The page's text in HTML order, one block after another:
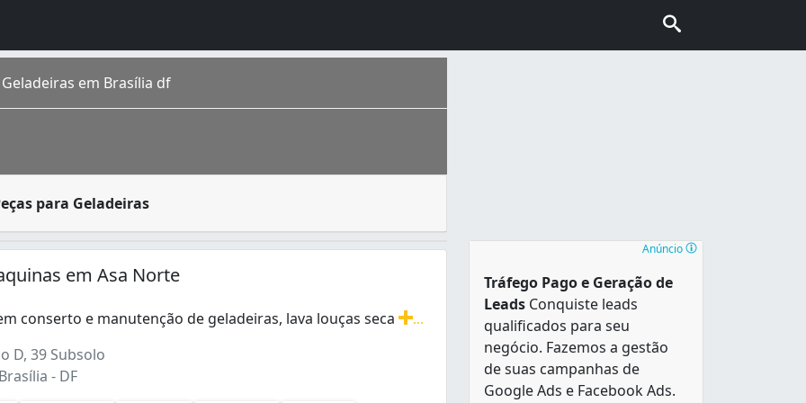
em Brasília df
Climatizadas (7)
para Geladeiras
todas as idades e de muitas gerações. É uma mistura de sotaques do Nordeste, Sudeste, Norte e Sul do
em Asa Norte
conserto e manutenção de geladeiras, lava louças seca
em conserto e manutenção de geladeiras, lava louças secadoras, lavadoras e máquinas lava e seca, Brastemp,
D, 39 Subsolo
- DF
Anúncio
Tráfego Pago e Geração de
Leads Conquiste leads
qualificados para seu
negócio. Fazemos a gestão
de suas campanhas de
Google Ads e Facebook Ads.